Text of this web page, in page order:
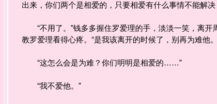
出来，你们两个是相爱的，只要相爱有什么事情不能解
“不用了。”钱多多握住罗爱理的手，淡淡一笑，离开
教罗爱理看得心疼。“是我该离开的时候了，别再为难他
“这怎么会是为难？你们明明是相爱的……”
“我不爱他。”